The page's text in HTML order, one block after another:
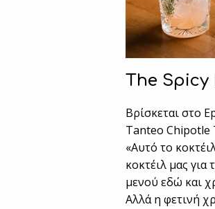
The Spicy
Βρίσκεται στο
Tanteo Chipotle
«Αυτό το
κοκτέιλ μας για
μενού εδώ και
Αλλά η φετινή